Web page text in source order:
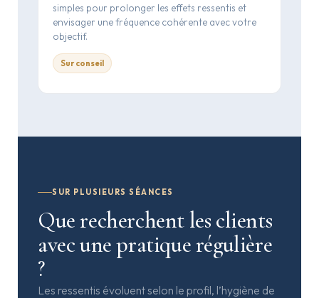
simples pour prolonger les effets ressentis et
envisager une fréquence cohérente avec votre
objectif.
Sur conseil
SUR PLUSIEURS SÉANCES
Que recherchent les clients
avec une pratique régulière
?
Les ressentis évoluent selon le profil, l’hygiène de